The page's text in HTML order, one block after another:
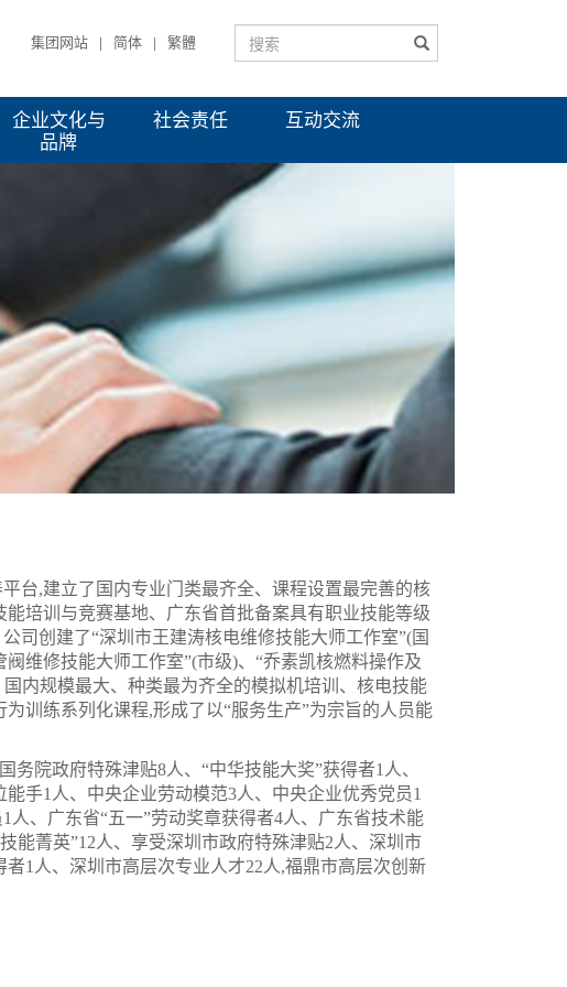
集团网站 | 简体 | 繁體
企业文化与
品牌
社会责任 互动交流
台,建立了国内专业门类最齐全、课程设置最完善的核
培训与竞赛基地、广东省首批备案具有职业技能等级
司创建了“深圳市王建涛核电维修技能大师工作室”(国
维修技能大师工作室”(市级)、“乔素凯核燃料操作及
内规模最大、种类最为齐全的模拟机培训、核电技能
训练系列化课程,形成了以“服务生产”为宗旨的人员能
务院政府特殊津贴8人、“中华技能大奖”获得者1人、
手1人、中央企业劳动模范3人、中央企业优秀党员1
、广东省“五一”劳动奖章获得者4人、广东省技术能
能菁英”12人、享受深圳市政府特殊津贴2人、深圳市
1人、深圳市高层次专业人才22人,福鼎市高层次创新